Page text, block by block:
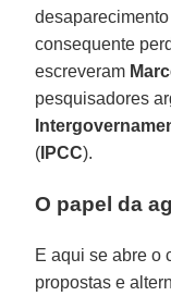
consequente
escreveram
pesquisadores
( IPCC).
O papel da
E aqui se abre o
propostas e